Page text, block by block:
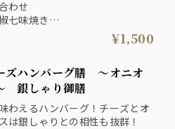
わせ
七味焼き
¥1,500
銀しゃり御膳
わえるハンバーグ！チーズとオ
は銀しゃりとの相性も抜群！